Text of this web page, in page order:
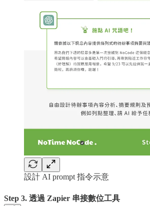
設計 AI prompt 指令示意
Step 3. 透過 Zapier 串接數位工具